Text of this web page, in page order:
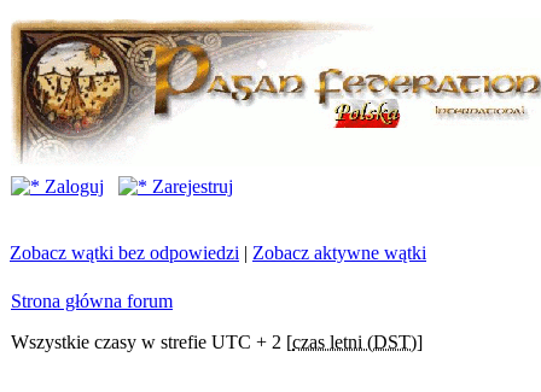
Zaloguj Zarejestruj
Zobacz wątki bez odpowiedzi | Zobacz aktywne wątki
Strona główna forum
Wszystkie czasy w strefie UTC + 2 [czas letni (DST)]